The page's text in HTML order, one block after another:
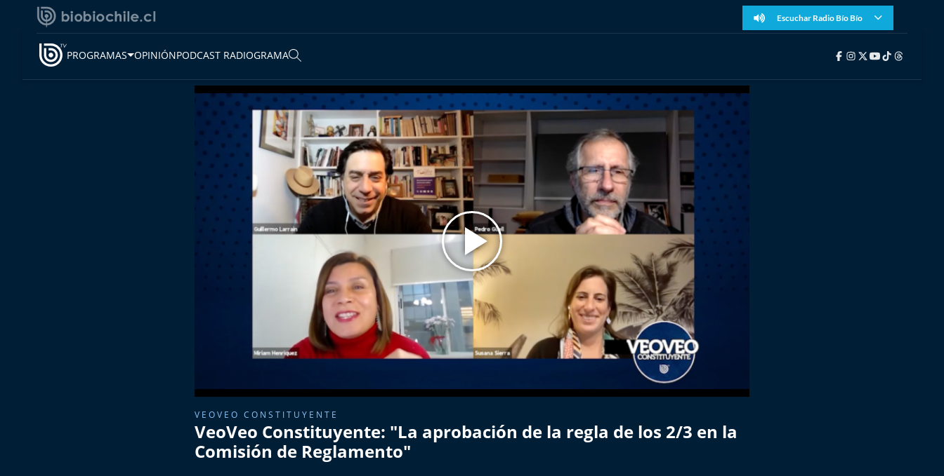
Escuchar Radio Bío Bío
PROGRAMAS OPINIÓNPODCAST RADIOGRAMA
VEOVEO CONSTITUYENTE
VeoVeo Constituyente: "La aprobación de la regla de los 2/3 en la
Comisión de Reglamento"